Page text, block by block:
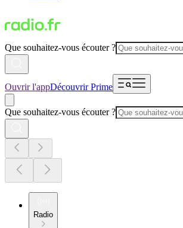
Que souhaitez-vous écouter ?
Ouvrir l'appDécouvrir Prime
Que souhaitez-vous écouter ?
Radio